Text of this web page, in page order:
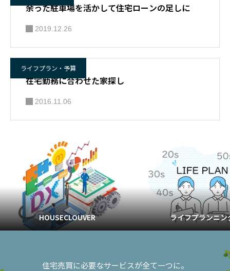
余った駐車場を活かして住宅ローンの足しに
2019.12.26
ライフプラン・予算
在宅勤務に合わせた家探し
2016.11.06
HOUSECLOUVER ライフプランニン
住宅売買に必要なサービスが全て一つに。